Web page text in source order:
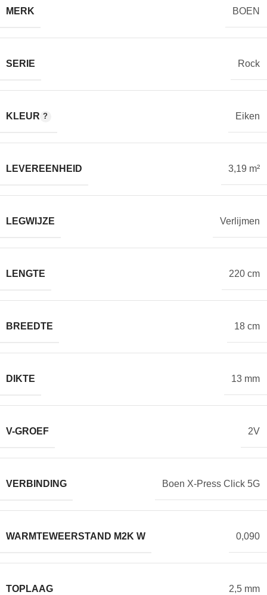
MERK BOEN
SERIE Rock
KLEUR Eiken
LEVEREENHEID 3,19 m²
LEGWIJZE Verlijmen
LENGTE 220 cm
BREEDTE 18 cm
DIKTE 13 mm
V-GROEF 2V
VERBINDING Boen X-Press Click 5G
WARMTEWEERSTAND M2K W 0,090
TOPLAAG 2,5 mm